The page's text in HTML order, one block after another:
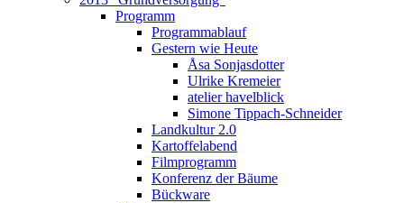
Programm
Programmablauf
Gestern wie Heute
Åsa Sonjasdotter
Ulrike Kremeier
atelier havelblick
Simone Tippach-Schneider
Landkultur 2.0
Kartoffelabend
Filmprogramm
Konferenz der Bäume
Bückware